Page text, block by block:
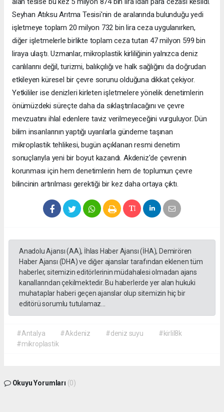
Seyhan Atıksu Arıtma Tesisi'nin de aralarında bulunduğu yedi
işletmeye toplam 20 milyon 732 bin lira ceza uygulanırken,
diğer işletmelerle birlikte toplam ceza tutarı 47 milyon 599 bin
liraya ulaştı. Uzmanlar, mikroplastik kirliliğinin yalnızca deniz
canlılarını değil, turizmi, balıkçılığı ve halk sağlığını da doğrudan
etkileyen küresel bir çevre sorunu olduğuna dikkat çekiyor.
Yetkililer ise denizleri kirleten işletmelere yönelik denetimlerin
önümüzdeki süreçte daha da sıklaştırılacağını ve çevre
mevzuatını ihlal edenlere taviz verilmeyeceğini vurguluyor. Dün
bilim insanlarının yaptığı uyarılarla gündeme taşınan
mikroplastik tehlikesi, bugün açıklanan resmi denetim
sonuçlarıyla yeni bir boyut kazandı. Akdeniz'de çevrenin
korunması için hem denetimlerin hem de toplumun çevre
bilincinin artırılması gerektiği bir kez daha ortaya çıktı.
Anadolu Ajansı (AA), İhlas Haber Ajansı (İHA), Demirören
Haber Ajansı (DHA) ve diğer ajanslar tarafından eklenen tüm
haberler, sitemizin editörlerinin müdahalesi olmadan ajans
kanallarından çekilmektedir. Bu haberlerde yer alan hukuki
muhataplar haberi geçen ajanslar olup sitemizin hiç bir
editörü sorumlu tutulamaz...
#Antalya #Akdeniz #deniz suyu
#kirlil8k
#mikroplastik
Okuyu Yorumları (0)